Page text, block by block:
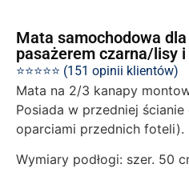
Mata samochodowa
pasażerem czarna/lisy i
⭐⭐⭐⭐⭐ (151 opinii klientów)
Mata na 2/3 kanapy
Posiada w przedniej
oparciami przednich foteli).
Wymiary podłogi: szer. 50